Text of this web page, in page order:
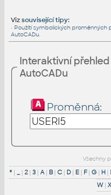
Vizsouvisející tipy:
• Použití symbolických proměnných
AutoCADu.
Interaktivní
AutoCADu
Proměnná:
Všechny
*| _| 2| 3| A| B| C| D| E| F| G| H| I
W | X